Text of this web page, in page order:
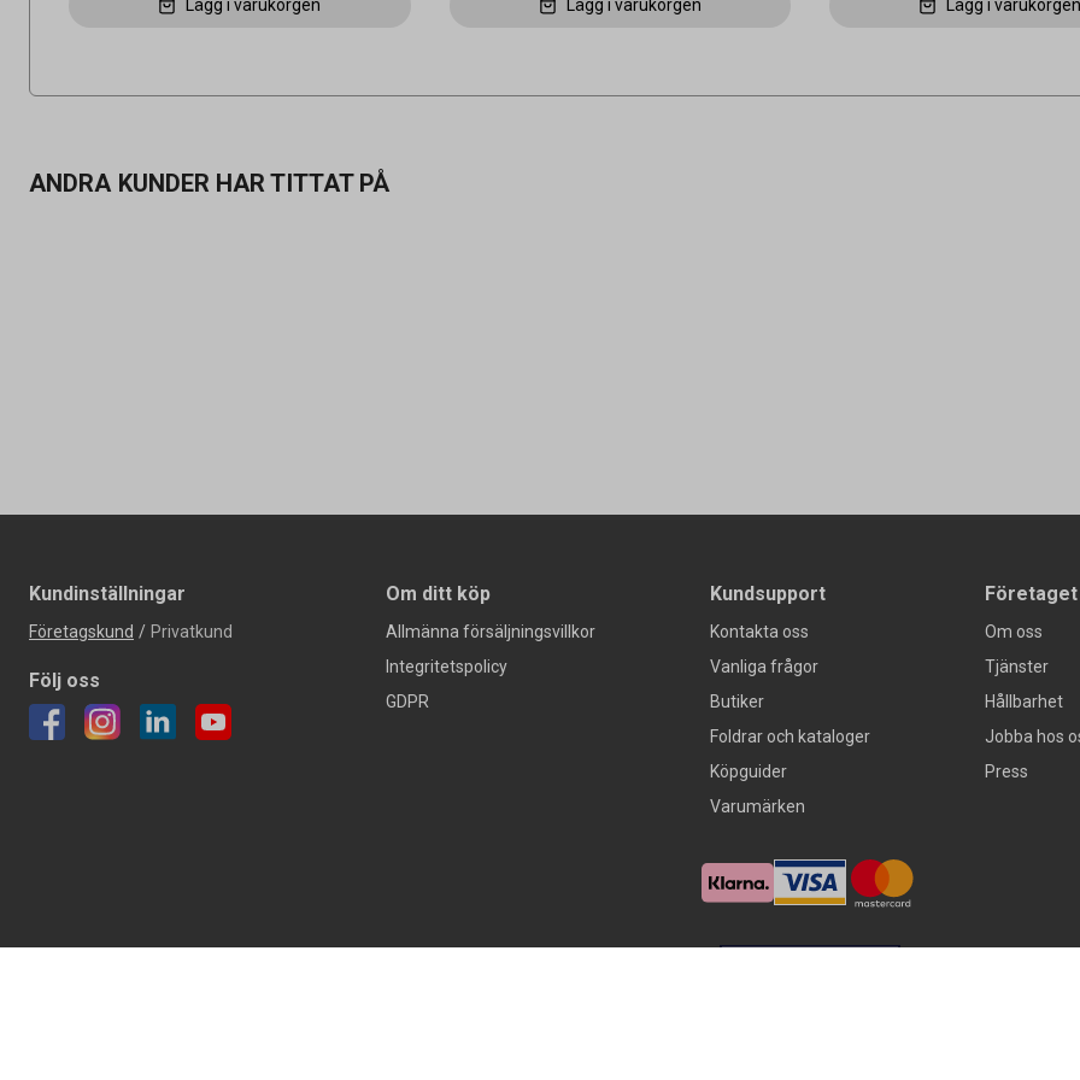
Lägg i varukorgen Lägg i varukorgen Lägg i varukorgen
ANDRA KUNDER HAR TITTAT PÅ
Kundinställningar
Företagskund / Privatkund
Följ oss
Om ditt köp
Allmänna försäljningsvillkor
Integritetspolicy
GDPR
Kundsupport
Kontakta oss
Vanliga frågor
Butiker
Foldrar och kataloger
Köpguider
Varumärken
Företaget
Om oss
Tjänster
Hållbarhet
Jobba hos
Press